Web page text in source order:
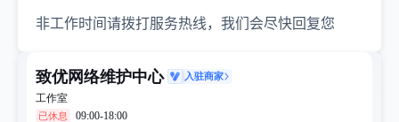
非工作时间请拨打服务热线，我们会尽快回复您